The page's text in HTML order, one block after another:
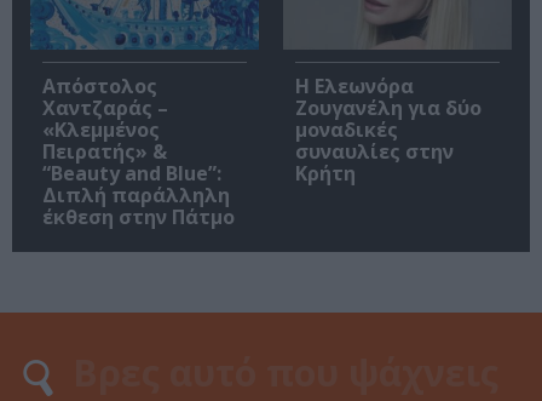
Απόστολος
Χαντζαράς –
«Κλεμμένος
Πειρατής» &
“Beauty and Blue”:
Διπλή παράλληλη
έκθεση στην Πάτμο
Η Ελεωνόρα
Ζουγανέλη για δύο
μοναδικές
συναυλίες στην
Κρήτη